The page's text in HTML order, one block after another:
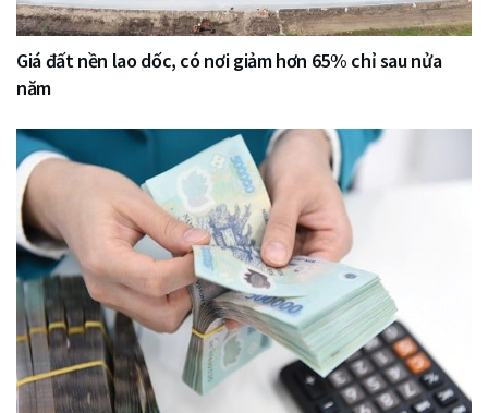
Giá đất nền lao dốc, có nơi giảm hơn 65% chỉ sau nửa
năm